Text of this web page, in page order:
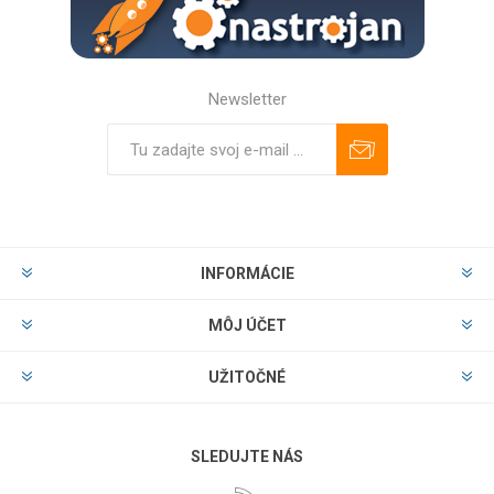
Newsletter
INFORMÁCIE
MÔJ ÚČET
UŽITOČNÉ
SLEDUJTE NÁS